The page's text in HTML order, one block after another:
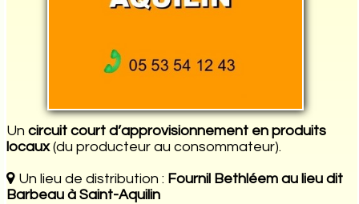
Un circuit court d’approvisionnement en produits
locaux(du producteur au consommateur).
Un lieu de distribution : Fournil Bethléem au lieu dit
Barbeau à Saint-Aquilin